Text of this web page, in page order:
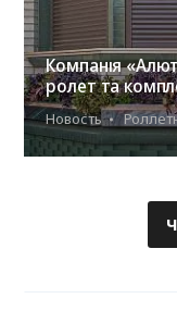
Компанія
ролет та
Новость